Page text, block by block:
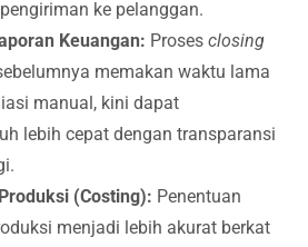
ke pelanggan.
Keuangan: Proses closing
memakan waktu lama
manual, kini dapat
lebih cepat dengan transparansi
(Costing): Penentuan
menjadi lebih akurat berkat